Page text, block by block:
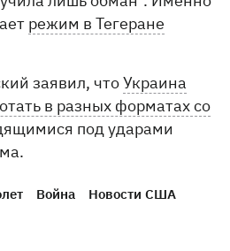
режим в Тегеране
заявил, чтоУкраина
в разных форматах со
под ударами
Война
Новости США